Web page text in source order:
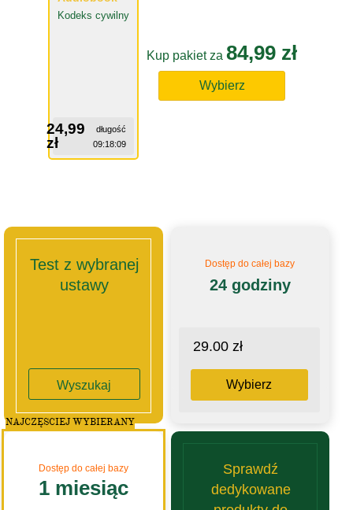
Kodeks cywilny
24,99
zł
długość
09:18:09
Kup pakiet za 84,99 zł
Wybierz
Test z wybranej
ustawy
Wyszukaj
Dostęp do całej bazy
24 godziny
29.00 zł
Wybierz
Dostęp do całej bazy
1 miesiąc
NAJCZĘSCIEJ WYBIERANY
Sprawdź
dedykowane